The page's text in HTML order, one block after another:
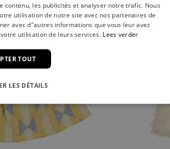
contenu, les publicités et analyser notre trafic. Nous
utilisation de notre site avec nos partenaires de
avec d"autres informations que vous leur avez
utilisation de leurs services. Lees verder
TOUT
LES DÉTAILS